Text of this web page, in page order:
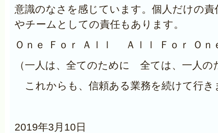
意識のなさを感じています。個人だけの
やチームとしての責任もあります。
Ｏｎｅ Ｆｏｒ Ａｌｌ Ａｌｌ Ｆｏｒ Ｏｎ
（一人は、全てのために 全ては、一人の
これからも、信頼ある業務を続けて行き
2019年3月10日